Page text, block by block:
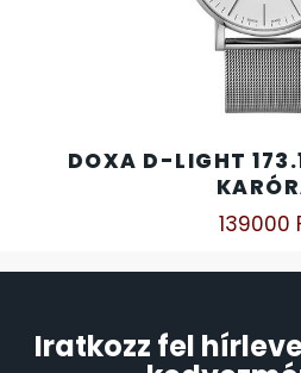
DOXA D-LIGHT
139000
Iratkozz fel